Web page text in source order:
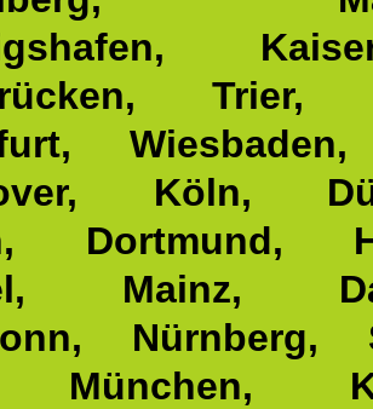
Trier,
Köln,
Dortmund,
Mainz,
Nürnberg,
München,